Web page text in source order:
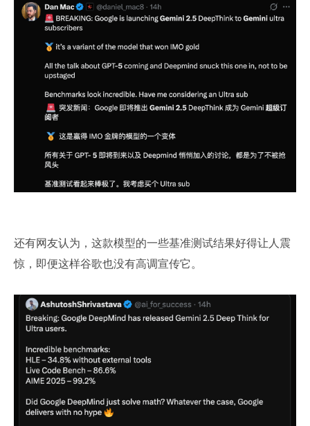
还有网友认为，这款模型的一些基准测试结果好得让人震
惊，即便这样谷歌也没有高调宣传它。